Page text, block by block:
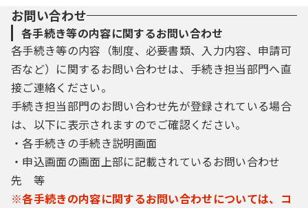
パスワード、氏名、住所、その他の必要な事
項を本システム上で登録してください。
（２）住所、氏名、メールアドレス等に変更
があった場合は変更手続を行ってください。
（３）本システムは、利用者が登録したメー
ルアドレスへＵＲＬを送信します。利用者
は、メールに記載されているＵＲＬにアクセ
スすることで、本登録を行います。
（４）利用者登録にて登録された情報は、構
成団体にて管理されます。
（５）利用者は、登録した利用者情報を使用
す。
お問い合わせ
各手続き等の内容に関するお問い合わせ
各手続き等の内容（制度、必要書類、入力内容、申請可
否など）に関するお問い合わせは、手続き担当部門へ直
接ご連絡ください。
手続き担当部門のお問い合わせ先が登録されている場合
は、以下に表示されますのでご確認ください。
・各手続きの手続き説明画面
・申込画面の画面上部に記載されているお問い合わせ
先 等
※各手続きの内容に関するお問い合わせについては、コ